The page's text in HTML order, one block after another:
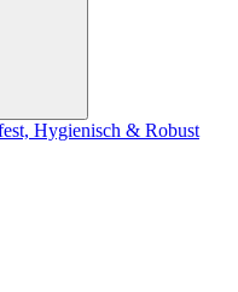
Hygienisch & Robust